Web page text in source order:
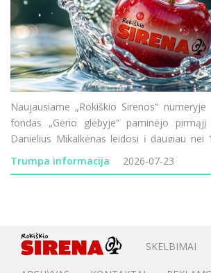
Naujausiame „Rokiškio Sirenos“
fondas „Gėrio glėbyje“ paminėjo pirmąjį
Danielius Mikalkėnas leidosi į daugiau nei
pėsčiomis aplink Lietuvą. Prasideda
modernizacija &ndas
Trumpa informacija 2026-07-23
SKELBIMAI